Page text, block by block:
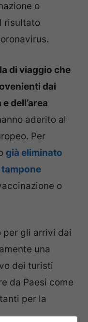
o
risultato
di viaggio che
dai
dell’area
aderito al
Per
già eliminato
tampone
o
per gli arrivi dai
una
dei turisti
da Paesi come
per la